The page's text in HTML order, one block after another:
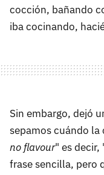
cocción, bañando
iba cocinando,
Sin embargo, dejó
sepamos cuándo la
no flavour" es decir,
frase sencilla, pero